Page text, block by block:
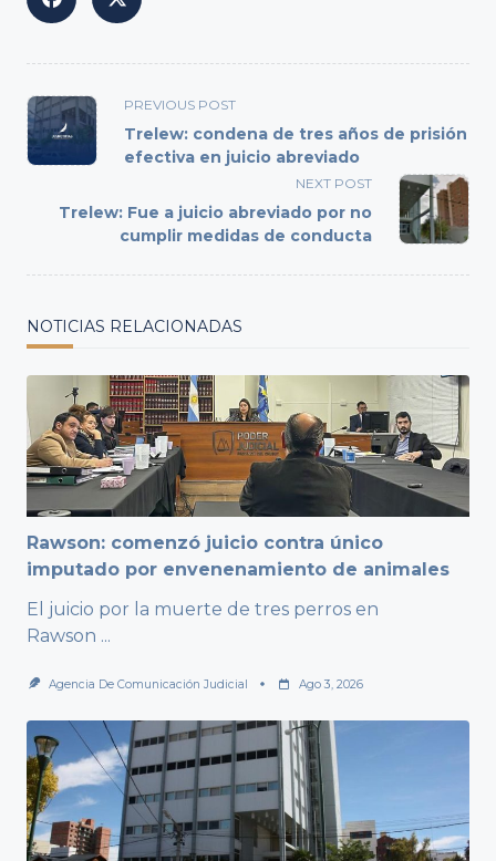
<span
class="nav-
subtitle
reader-
text">Page</span>
PREVIOUS POST
Trelew: condena de tres años de prisión
efectiva en juicio abreviado
NEXT POST
Trelew: Fue a juicio abreviado por no
cumplir medidas de conducta
NOTICIAS RELACIONADAS
Rawson: comenzó juicio contra único
imputado por envenenamiento de animales
El juicio por la muerte de tres perros en
Rawson ...
Agencia De Comunicación Judicial Ago 3, 2026